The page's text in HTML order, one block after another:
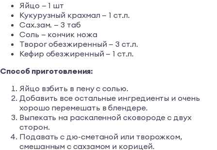
Яйцо — 1 шт
Кукурузный крахмал — 1 ст.л.
Сах.зам. — 3 таб
Соль — кончик ножа
Творог обезжиренный — 3 ст.л.
Кефир обезжиренный — 1 ст.л.
Способ приготовления:
Яйцо взбить в пену с солью.
Добавить все остальные ингредиенты и очень
хорошо перемешать в блендере.
Выпекать на раскаленной сковороде с двух
сторон.
Подавать с дю-сметаной или творожком,
смешанным с сахзамом и корицей.